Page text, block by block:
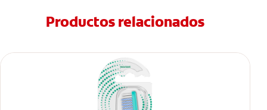
Productos relacionados